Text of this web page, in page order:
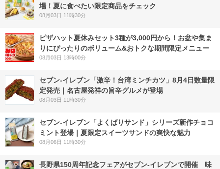
場！夏に食べたい限定商品をチェック
08月03日 11時30分
ピザハット夏休みセット3種が3,000円から！お盆や集ま
りにぴったりのボリューム&おトクな期間限定メニュー
08月03日 13時00分
セブン-イレブン「激辛！台湾ミンチカツ」8月4日数量限
定発売｜名古屋発祥の旨辛グルメが登場
08月03日 11時30分
セブン‐イレブン「よくばりサンド」シリーズ新作チョコ
ミント登場｜夏限定スイーツサンドの爽快な魅力
08月06日 11時30分
長野県150周年記念フェアがセブン-イレブンで開催 味